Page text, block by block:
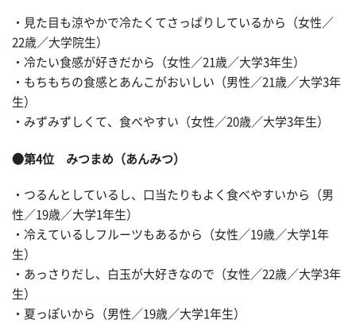
・見た目も涼やかで冷たくてさっぱりしているから（女性／
22歳／大学院生）
・冷たい食感が好きだから（女性／21歳／大学3年生）
・もちもちの食感とあんこがおいしい（男性／21歳／大学3年
生）
・みずみずしくて、食べやすい（女性／20歳／大学3年生）
●第4位 みつまめ（あんみつ）
・つるんとしているし、口当たりもよく食べやすいから（男
性／19歳／大学1年生）
・冷えているしフルーツもあるから（女性／19歳／大学1年
生）
・あっさりだし、白玉が大好きなので（女性／22歳／大学3年
生）
・夏っぽいから（男性／19歳／大学1年生）